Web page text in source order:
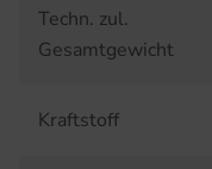
Techn. zul.
Gesamtgewicht
Kraftstoff